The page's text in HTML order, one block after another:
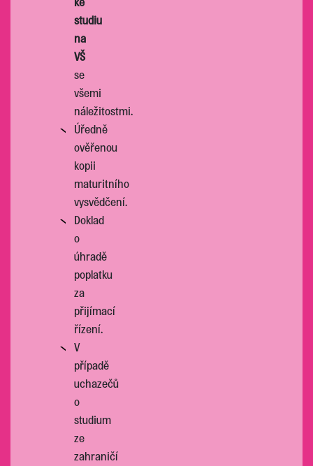
studiu
na
VŠ
se
všemi
náležitostmi.
Úředně
ověřenou
kopii
maturitního
vysvědčení.
Doklad
o
úhradě
poplatku
za
přijímací
řízení.
V
případě
uchazečů
o
studium
ze
zahraničí